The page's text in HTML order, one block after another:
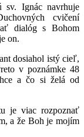
sv. Ignác navrhuje
cvičení
dialóg s Bohom
on.
dosiahol istý cieľ,
v poznámke 48
a čo si želá od
je viac rozpoznať
a že Boh je mojím